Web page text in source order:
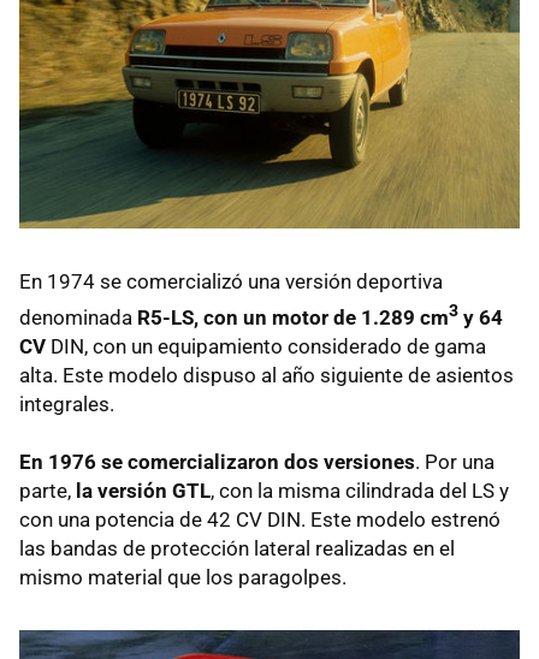
En 1974 se comercializó una versión deportiva
denominada R5-LS, con un motor de 1.289 cm3 y 64
CV DIN, con un equipamiento considerado de gama
alta. Este modelo dispuso al año siguiente de asientos
integrales.
En 1976 se comercializaron dos versiones. Por una
parte, la versión GTL, con la misma cilindrada del LS y
con una potencia de 42 CV DIN. Este modelo estrenó
las bandas de protección lateral realizadas en el
mismo material que los paragolpes.